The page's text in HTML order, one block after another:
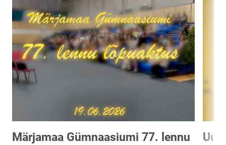
Märjamaa Gümnaasiumi 77. lennu